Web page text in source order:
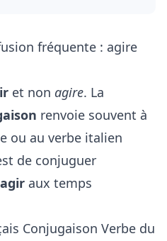
fréquente : agire
et non agire. La
renvoie souvent à
ou au verbe italien
de conjuguer
aux temps
Conjugaison Verbe du